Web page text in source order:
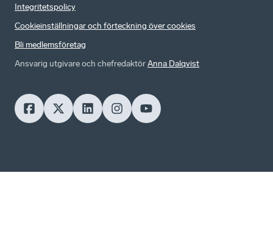
Integritetspolicy
Cookieinställningar och förteckning över cookies
Bli medlemsföretag
Ansvarig utgivare och chefredaktörAnna Dalqvist